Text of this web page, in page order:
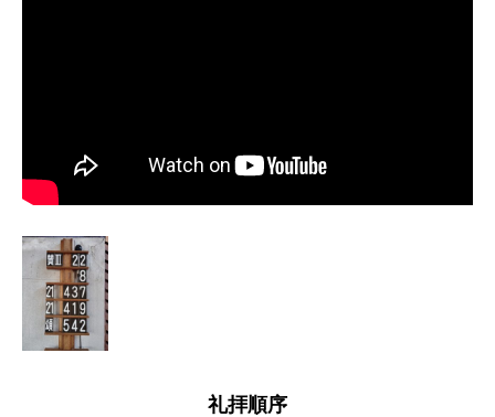
礼拝順序